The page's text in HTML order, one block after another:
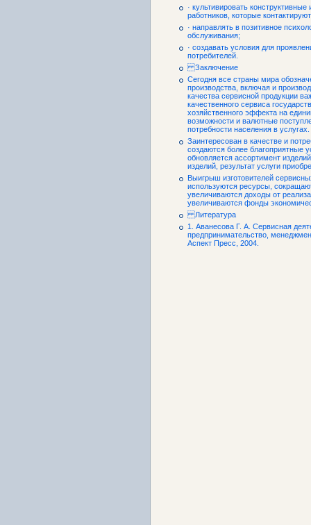
· культивировать
работников, которые
· направлять в позитивное
обслуживания;
· создавать условия для
потребителей.
Заключение
Сегодня все страны мира
производства, включая и
качества сервисной продукции
качественного сервиса
хозяйственного эффекта на
возможности и валютные
потребности населения в услугах.
Заинтересован в качестве и
создаются более благоприятные
обновляется ассортимент
изделий, результат услуги
Выигрыш изготовителей
используются ресурсы,
увеличиваются доходы от
увеличиваются фонды
Литература
1. Аванесова Г. А. Сервисная
предпринимательство,
Аспект Пресс, 2004.